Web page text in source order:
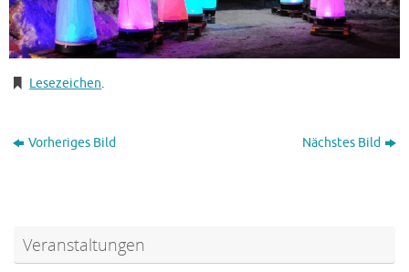
Lesezeichen.
Vorheriges Bild Nächstes Bild
Veranstaltungen